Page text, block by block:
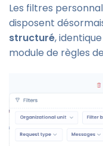
Les filtres
disposent
structuré,
module de règles